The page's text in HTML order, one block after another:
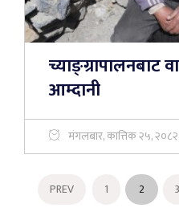
च्याङ्ग्रापालनबाट
आम्दानी
मंगलबार, कात्तिक २५, २०८२
PREV 1 2 3